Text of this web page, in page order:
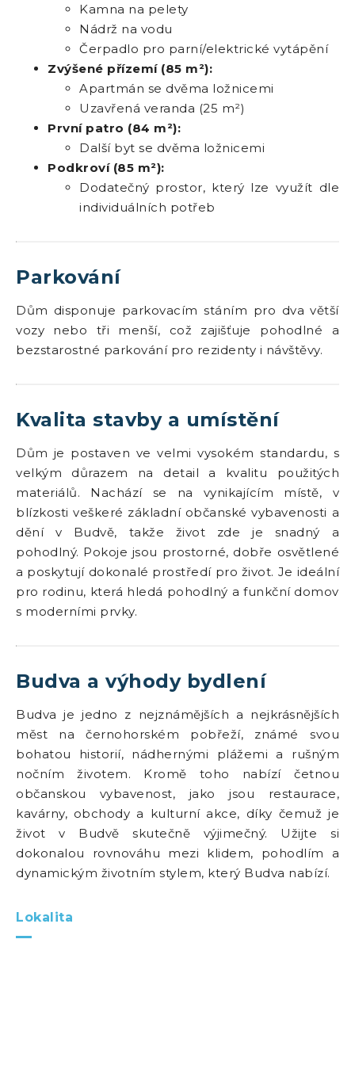
Kamna na pelety
Nádrž na vodu
Čerpadlo pro parní/elektrické vytápění
Zvýšené přízemí (85 m²):
Apartmán se dvěma ložnicemi
Uzavřená veranda (25 m²)
První patro (84 m²):
Další byt se dvěma ložnicemi
Podkroví (85 m²):
Dodatečný prostor, který lze využít dle
individuálních potřeb
Parkování
Dům disponuje parkovacím stáním pro dva větší
vozy nebo tři menší, což zajišťuje pohodlné a
bezstarostné parkování pro rezidenty i návštěvy.
Kvalita stavby a umístění
Dům je postaven ve velmi vysokém standardu, s
velkým důrazem na detail a kvalitu použitých
materiálů. Nachází se na vynikajícím místě, v
blízkosti veškeré základní občanské vybavenosti a
dění v Budvě, takže život zde je snadný a
pohodlný. Pokoje jsou prostorné, dobře osvětlené
a poskytují dokonalé prostředí pro život. Je ideální
pro rodinu, která hledá pohodlný a funkční domov
s moderními prvky.
Budva a výhody bydlení
Budva je jedno z nejznámějších a nejkrásnějších
měst na černohorském pobřeží, známé svou
bohatou historií, nádhernými plážemi a rušným
nočním životem. Kromě toho nabízí četnou
občanskou vybavenost, jako jsou restaurace,
kavárny, obchody a kulturní akce, díky čemuž je
život v Budvě skutečně výjimečný. Užijte si
dokonalou rovnováhu mezi klidem, pohodlím a
dynamickým životním stylem, který Budva nabízí.
Lokalita